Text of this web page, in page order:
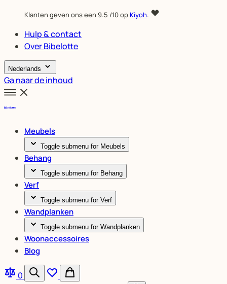
Klanten geven ons een 9.5 /10 opKiyoh.
Hulp & contact
Over Bibelotte
Nederlands
Ga naar de inhoud
Meubels
Toggle submenu for Meubels
Behang
Toggle submenu for Behang
Verf
Toggle submenu for Verf
Wandplanken
Toggle submenu for Wandplanken
Woonaccessoires
Blog
0